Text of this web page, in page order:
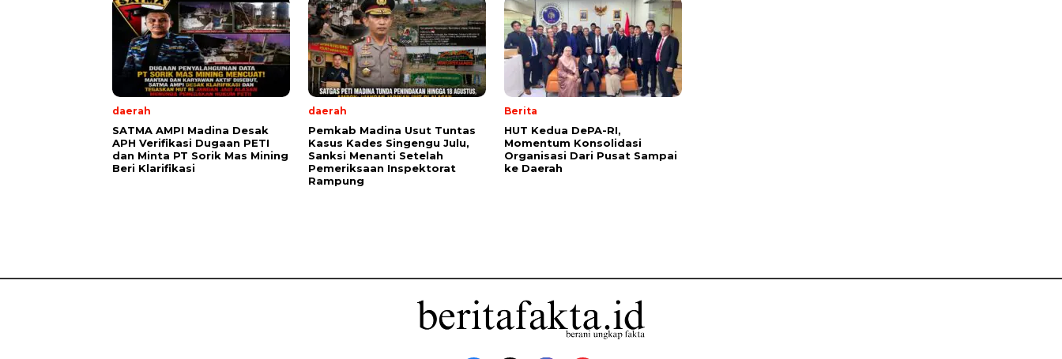
daerah
SATMA AMPI Madina Desak
APH Verifikasi Dugaan PETI
dan Minta PT Sorik Mas Mining
Beri Klarifikasi
daerah
Pemkab Madina Usut Tuntas
Kasus Kades Singengu Julu,
Sanksi Menanti Setelah
Pemeriksaan Inspektorat
Rampung
Berita
HUT Kedua DePA-RI,
Momentum Konsolidasi
Organisasi Dari Pusat Sampai
ke Daerah